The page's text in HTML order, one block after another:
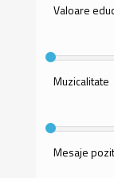
Valoare
Muzicalitate
Mesaje